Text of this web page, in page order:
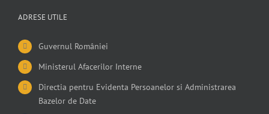
ADRESE UTILE
Guvernul României
Ministerul Afacerilor Interne
Directia pentru Evidenta Persoanelor si Administrarea
Bazelor de Date